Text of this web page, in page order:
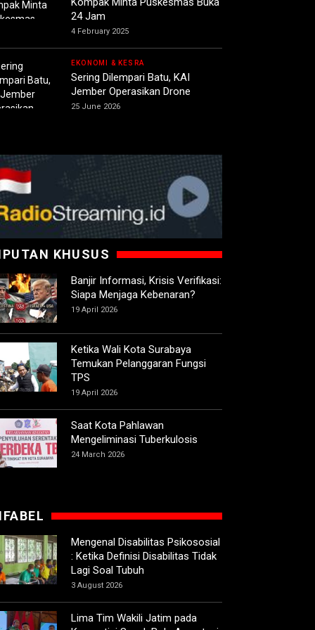
24 Jam
4 February 2025
EKONOMI & KESRA
Sering Dilempari Batu, KAI
Jember Operasikan Drone
25 June 2026
KHUSUS
Banjir Informasi, Krisis Verifikasi:
Siapa Menjaga Kebenaran?
19 April 2026
Ketika Wali Kota Surabaya
Temukan Pelanggaran Fungsi
TPS
19 April 2026
Saat Kota Pahlawan
Mengeliminasi Tuberkulosis
24 March 2026
Mengenal Disabilitas Psikososial
: Ketika Definisi Disabilitas Tidak
Lagi Soal Tubuh
3 August 2026
Lima Tim Wakili Jatim pada